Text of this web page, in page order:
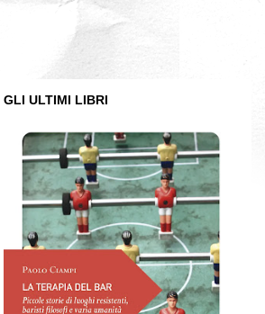
GLI ULTIMI LIBRI